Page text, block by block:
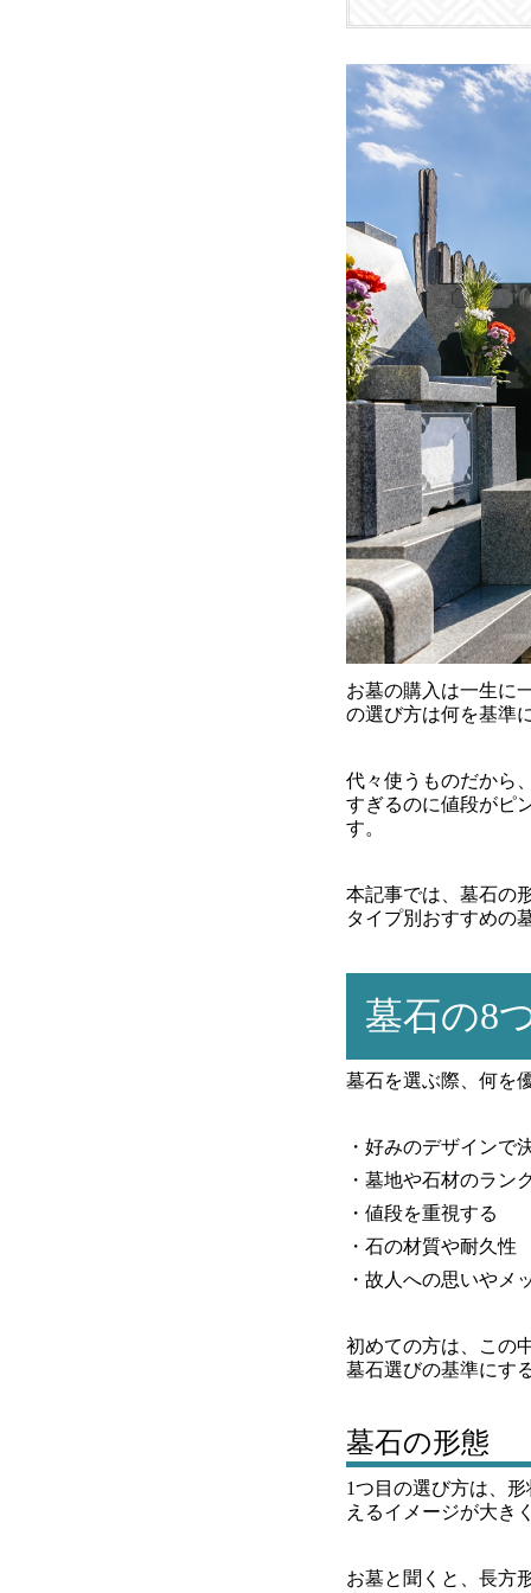
お墓の購入は一生に
の選び方は何を基準
代々使うものだから
すぎるのに値段がピ
す。
本記事では、墓石の
タイプ別おすすめの
墓石の8
墓石を選ぶ際、何を
・好みのデザインで
・墓地や石材のラン
・値段を重視する
・石の材質や耐久性
・故人への思いやメ
初めての方は、この
墓石選びの基準にす
墓石の形態
1つ目の選び方は、
えるイメージが大き
お墓と聞くと、長方